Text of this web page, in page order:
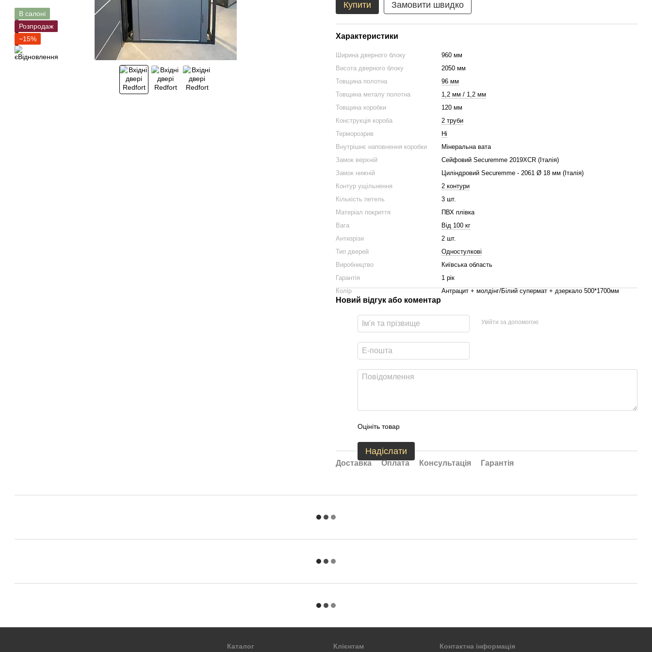
В салоні
Розпродаж
−15%
Купити Замовити швидко
Характеристики
Ширина дверного блоку
960 мм
Висота дверного блоку
2050 мм
Товщина полотна
96 мм
Товщина металу полотна
1,2 мм / 1,2 мм
Товщина коробки
120 мм
Конструкція короба
2 труби
Терморозрив
Ні
Внутрішнє наповнення коробки
Мінеральна вата
Замок верхній
Сейфовий Securemme 2019XCR (Італія)
Замок нижній
Циліндровий Securemme - 2061 Ø 18 мм (Італія)
Контур ущільнення
2 контури
Кількість петель
3 шт.
Матеріал покриття
ПВХ плівка
Вага
Від 100 кг
Антизрізи
2 шт.
Тип дверей
Одностулкові
Виробництво
Київська область
Гарантія
1 рік
Колір
Антрацит + молдінг/Білий супермат + дзеркало 500*1700мм
Новий відгук або коментар
Увійти за допомогою
Оцініть товар
Надіслати
Доставка Оплата Консультація Гарантія
Каталог Клієнтам Контактна інформація